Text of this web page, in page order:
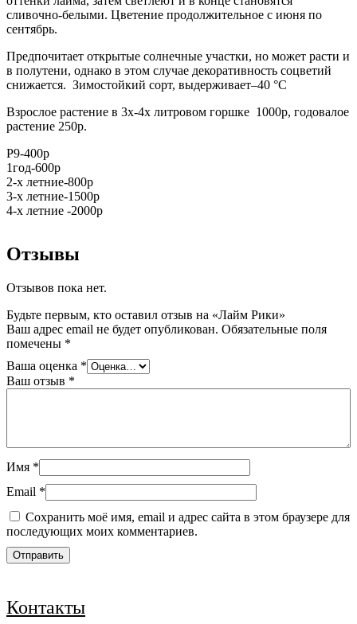
сливочно-белыми. Цветение продолжительное с июня по
сентябрь.
Предпочитает открытые солнечные участки, но может расти и
в полутени, однако в этом случае декоративность соцветий
снижается. Зимостойкий сорт, выдерживает–40 °C
Взрослое растение в 3х-4х литровом горшке 1000р, годовалое
растение 250р.
Р9-400р
1год-600р
2-х летние-800р
3-х летние-1500р
4-х летние -2000р
Отзывы
Отзывов пока нет.
Будьте первым, кто оставил отзыв на «Лайм Рики»
Ваш адрес email не будет опубликован. Обязательные поля
помечены *
Ваша оценка *
Ваш отзыв *
Имя *
Email *
Сохранить моё имя, email и адрес сайта в этом браузере для
последующих моих комментариев.
Контакты